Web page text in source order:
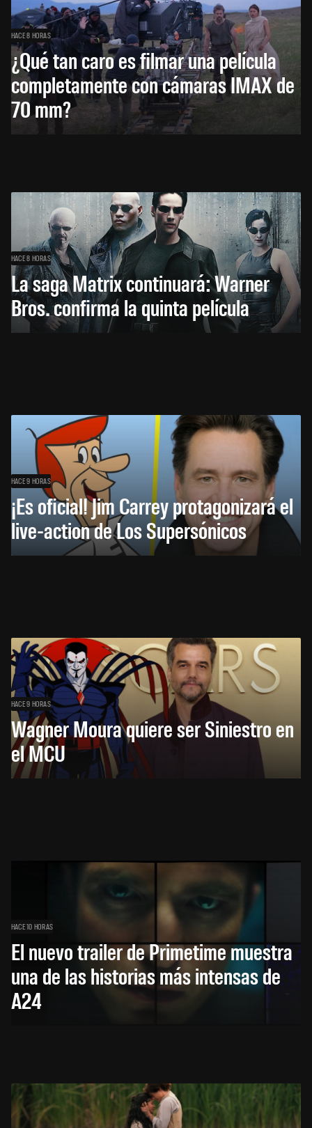
HACE 8 HORAS
¿Qué tan caro es filmar una película
completamente con cámaras IMAX de
70 mm?
HACE 8 HORAS
La saga Matrix continuará: Warner
Bros. confirma la quinta película
HACE 9 HORAS
¡Es oficial! Jim Carrey protagonizará el
live-action de Los Supersónicos
HACE 9 HORAS
Wagner Moura quiere ser Siniestro en
el MCU
HACE 10 HORAS
El nuevo trailer de Primetime muestra
una de las historias más intensas de
A24